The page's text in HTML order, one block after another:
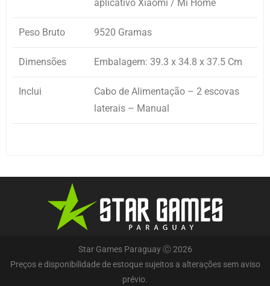
aplicativo Xiaomi / Mi Home
Peso Bruto 9520 Gramas
Dimensões Embalagem: 39.3 x 34.8 x 37.5 Cm
Inclui
Cabo de Alimentação – 2 escovas
laterais – Manual
Star Games Paraguay Ⓒ 2026
Preços e disponibilidade de estoque sujeitos a alterações sem aviso
prévio.